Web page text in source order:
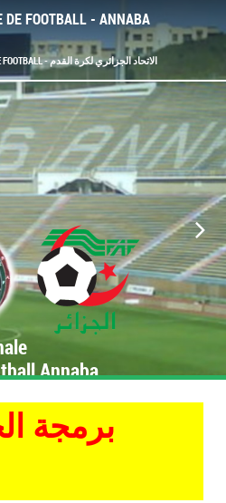
DE FOOTBALL - ANNABA
FÉDÉRATION ALGÉRIENNE DE FOOTBALL - الاتحاد الجزائري لكرة القدم
Annaba
برمجة